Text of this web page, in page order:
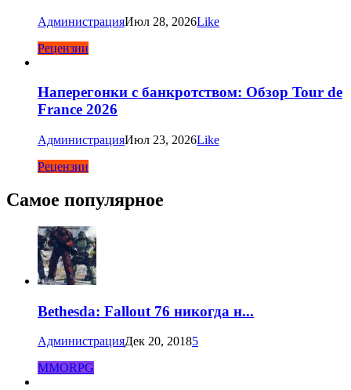
АдминистрацияИюл 28, 2026Like
Рецензии
Наперегонки с банкротством: Обзор Tour de
France 2026
АдминистрацияИюл 23, 2026Like
Рецензии
Самое популярное
Bethesda: Fallout 76 никогда н...
АдминистрацияДек 20, 20185
MMORPG